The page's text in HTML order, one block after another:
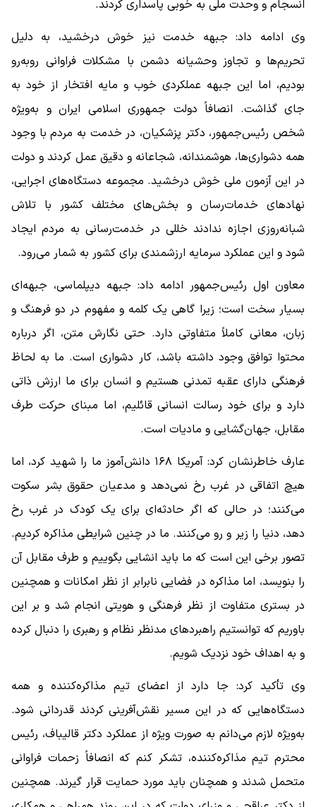
انسجام و وحدت ملی به خوبی پاسداری کردند.
وی ادامه داد: جبهه خدمت نیز خوش درخشید، به دلیل
تحریم‌ها و تجاوز وحشیانه دشمن با مشکلات فراوانی روبه‌رو
بودیم، اما این جبهه عملکردی خوب و مایه افتخار از خود به
جای گذاشت. انصافاً دولت جمهوری اسلامی ایران و به‌ویژه
شخص رئیس‌جمهور، دکتر پزشکیان، در خدمت به مردم با وجود
همه دشواری‌ها، هوشمندانه، شجاعانه و دقیق عمل کردند و دولت
در این آزمون ملی خوش درخشید. مجموعه دستگاه‌های اجرایی،
نهادهای خدمات‌رسان و بخش‌های مختلف کشور با تلاش
شبانه‌روزی اجازه ندادند خللی در خدمت‌رسانی به مردم ایجاد
شود و این عملکرد سرمایه ارزشمندی برای کشور به شمار می‌رود.
معاون اول رئیس‌جمهور ادامه داد: جبهه دیپلماسی، جبهه‌ای
بسیار سخت است؛ زیرا گاهی یک کلمه و مفهوم در دو فرهنگ و
زبان، معانی کاملاً متفاوتی دارد. حتی نگارش متن، اگر درباره
محتوا توافق وجود داشته باشد، کار دشواری است. ما به لحاظ
فرهنگی دارای عقبه تمدنی هستیم و انسان برای ما ارزش ذاتی
دارد و برای خود رسالت انسانی قائلیم، اما مبنای حرکت طرف
مقابل، جهان‌گشایی و مادیات است.
عارف خاطرنشان کرد: آمریکا ۱۶۸ دانش‌آموز ما را شهید کرد، اما
هیچ اتفاقی در غرب رخ نمی‌دهد و مدعیان حقوق بشر سکوت
می‌کنند؛ در حالی که اگر حادثه‌ای برای یک کودک در غرب رخ
دهد، دنیا را زیر و رو می‌کنند. ما در چنین شرایطی مذاکره کردیم.
تصور برخی این است که ما باید انشایی بگوییم و طرف مقابل آن
را بنویسد، اما مذاکره در فضایی نابرابر از نظر امکانات و همچنین
در بستری متفاوت از نظر فرهنگی و هویتی انجام شد و بر این
باوریم که توانستیم راهبردهای مدنظر نظام و رهبری را دنبال کرده
و به اهداف خود نزدیک شویم.
وی تأکید کرد: جا دارد از اعضای تیم مذاکره‌کننده و همه
دستگاه‌هایی که در این مسیر نقش‌آفرینی کردند قدردانی شود.
به‌ویژه لازم می‌دانم به صورت ویژه از عملکرد دکتر قالیباف، رئیس
محترم تیم مذاکره‌کننده، تشکر کنم که انصافاً زحمات فراوانی
متحمل شدند و همچنان باید مورد حمایت قرار گیرند. همچنین